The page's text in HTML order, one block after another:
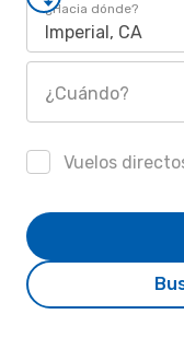
¿Hacia dónde?
Imperial, CA
¿Cuándo?
Vuelos